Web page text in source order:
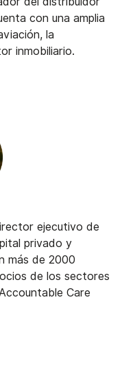
con una amplia
la
inmobiliario.
ejecutivo de
privado y
más de 2000
de los sectores
Care